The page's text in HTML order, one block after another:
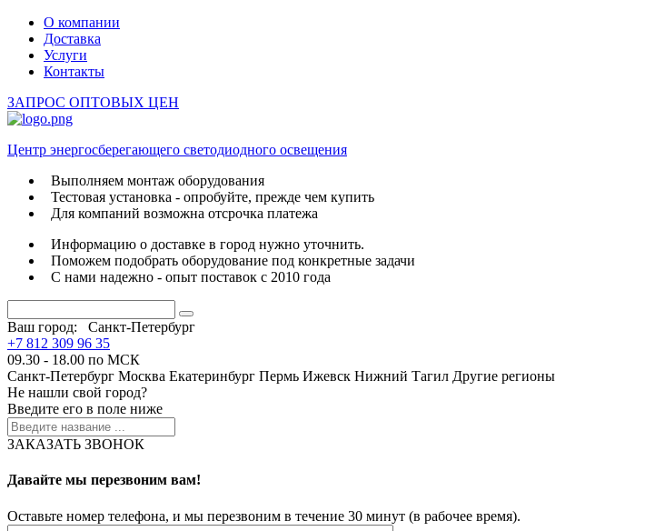
О компании
Доставка
Услуги
Контакты
ЗАПРОС ОПТОВЫХ ЦЕН
Центр энергосберегающего светодиодного освещения
Выполняем монтаж оборудования
Тестовая установка - опробуйте, прежде чем купить
Для компаний возможна отсрочка платежа
Информацию о доставке в город нужно уточнить.
Поможем подобрать оборудование под конкретные задачи
С нами надежно - опыт поставок с 2010 года
Ваш город:
Санкт-Петербург
+7 812 309 96 35
09.30 - 18.00 по МСК
Санкт-Петербург Москва Екатеринбург Пермь Ижевск Нижний Тагил Другие регионы
Не нашли свой город?
Введите его в поле ниже
ЗАКАЗАТЬ ЗВОНОК
Давайте мы перезвоним вам!
Оставьте номер телефона, и мы перезвоним в течение 30 минут (в рабочее время).